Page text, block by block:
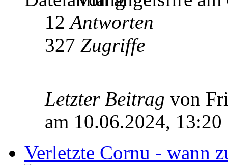
12Antworten
327 Zugriffe
Letzter Beitrag von
am 10.06.2024, 13:20
Verletzte Cornu - wann